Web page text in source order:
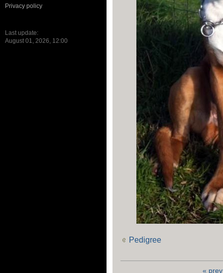
Privacy policy
Last update:
August 01, 2026, 12:00
Pedigree
« prev